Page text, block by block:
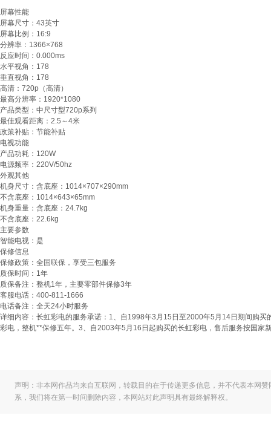
屏幕性能
屏幕尺寸： 43英寸
屏幕比例： 16:9
分辨率： 1366×768
反应时间： 0.000ms
水平视角： 178
垂直视角： 178
高清： 720p（高清）
最高分辨率： 1920*1080
产品类型： 中尺寸型720p系列
最佳观看距离： 2.5～4米
政策补贴： 节能补贴
电视功能
产品功耗： 120W
电源频率： 220V/50hz
外观其他
机身尺寸： 含底座：1014×707×290mm
不含底座：1014×643×65mm
机身重量： 含底座：24.7kg
不含底座：22.6kg
主要参数
智能电视： 是
保修信息
保修政策： 全国联保，享受三包服务
质保时间： 1年
质保备注： 整机1年，主要零部件保修3年
客服电话： 400-811-1666
电话备注： 全天24小时服务
详细内容： 长虹彩电的服务承诺：1、自1998年3月15日至2000年5月14日期间购
彩电，整机**保修五年。3、自2003年5月16日起购买的长虹彩电，售后服务按国家
声明：非本网作品均来自互联网，转载目的在于传递更多信息，并不代表本网
系，我们将在第一时间删除内容，本网站对此声明具有最终解释权。